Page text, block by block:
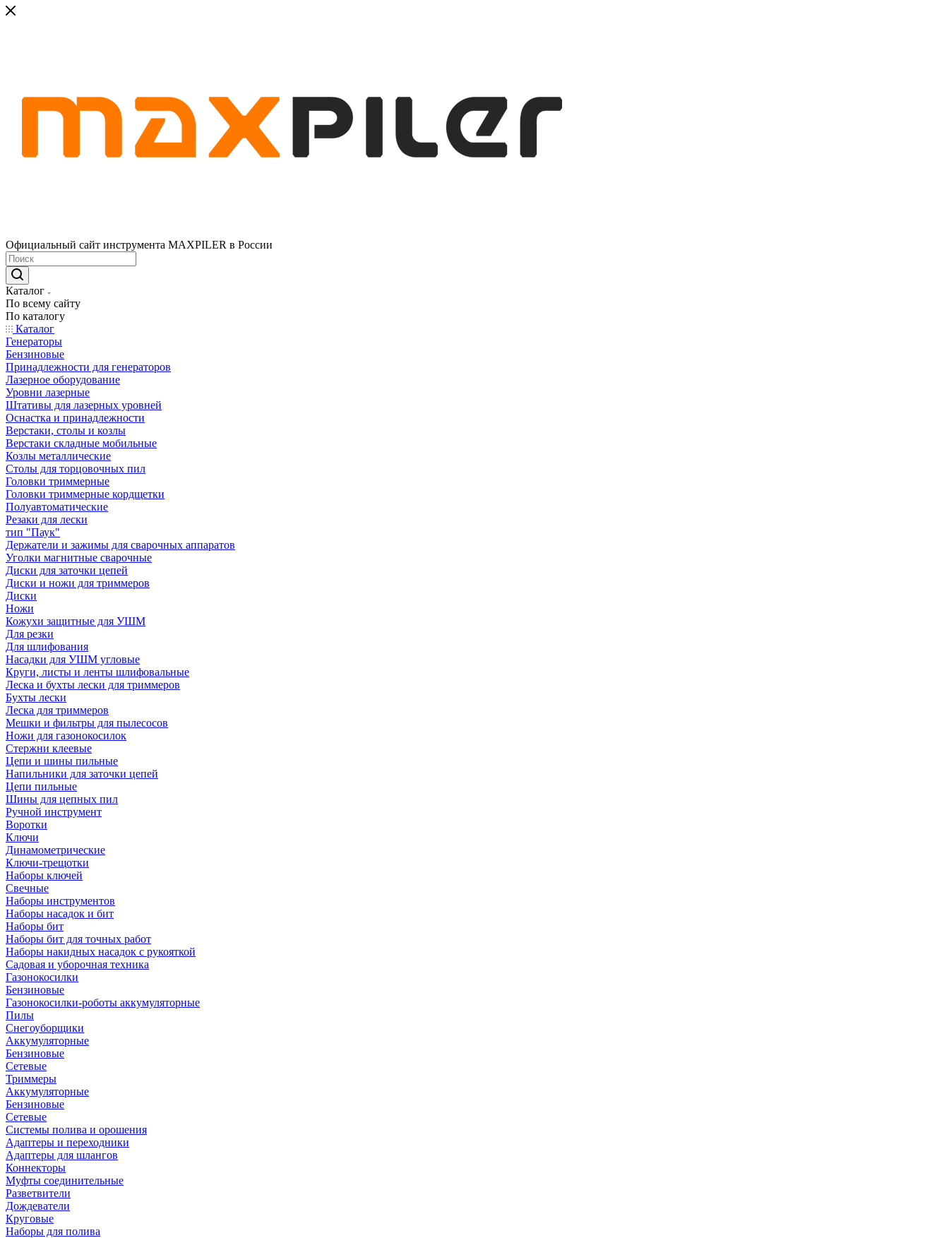
Официальный сайт инструмента MAXPILER в России
Каталог
По всему сайту
По каталогу
Каталог
Генераторы
Бензиновые
Принадлежности для генераторов
Лазерное оборудование
Уровни лазерные
Штативы для лазерных уровней
Оснастка и принадлежности
Верстаки, столы и козлы
Верстаки складные мобильные
Козлы металлические
Столы для торцовочных пил
Головки триммерные
Головки триммерные кордщетки
Полуавтоматические
Резаки для лески
тип "Паук"
Держатели и зажимы для сварочных аппаратов
Уголки магнитные сварочные
Диски для заточки цепей
Диски и ножи для триммеров
Диски
Ножи
Кожухи защитные для УШМ
Для резки
Для шлифования
Насадки для УШМ угловые
Круги, листы и ленты шлифовальные
Леска и бухты лески для триммеров
Бухты лески
Леска для триммеров
Мешки и фильтры для пылесосов
Ножи для газонокосилок
Стержни клеевые
Цепи и шины пильные
Напильники для заточки цепей
Цепи пильные
Шины для цепных пил
Ручной инструмент
Воротки
Ключи
Динамометрические
Ключи-трещотки
Наборы ключей
Свечные
Наборы инструментов
Наборы насадок и бит
Наборы бит
Наборы бит для точных работ
Наборы накидных насадок с рукояткой
Садовая и уборочная техника
Газонокосилки
Бензиновые
Газонокосилки-роботы аккумуляторные
Пилы
Снегоуборщики
Аккумуляторные
Бензиновые
Сетевые
Триммеры
Аккумуляторные
Бензиновые
Сетевые
Системы полива и орошения
Адаптеры и переходники
Адаптеры для шлангов
Коннекторы
Муфты соединительные
Разветвители
Дождеватели
Круговые
Наборы для полива